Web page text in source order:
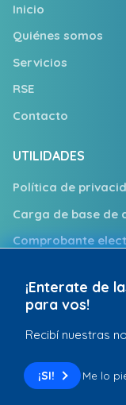
Inicio
Quiénes somos
Servicios
RSE
Contacto
UTILIDADES
Política de
Carga de base de
Comprobante
Puntos de Atención
Redpagos © 2026.
Desarrollo web por:
¡Enterate de
para vos!
Recibí nuestras
¡SI! Me lo